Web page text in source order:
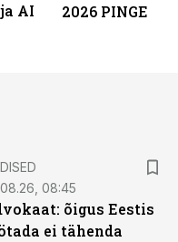
AI
2026 PINGE
08:45
õigus Eestis
ei tähenda